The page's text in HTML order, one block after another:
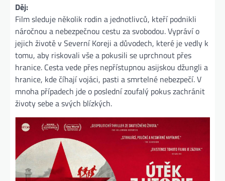
Děj:
Film sleduje několik rodin a jednotlivců, kteří podnikli
náročnou a nebezpečnou cestu za svobodou. Vypráví o
jejich životě v Severní Koreji a důvodech, které je vedly k
tomu, aby riskovali vše a pokusili se uprchnout přes
hranice. Cesta vede přes nepřístupnou asijskou džungli a
hranice, kde číhají vojáci, pasti a smrtelné nebezpečí. V
mnoha případech jde o poslední zoufalý pokus zachránit
životy sebe a svých blízkých.